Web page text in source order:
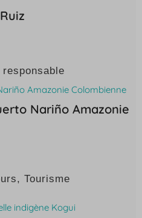
responsable
Nariño Amazonie
, Tourisme